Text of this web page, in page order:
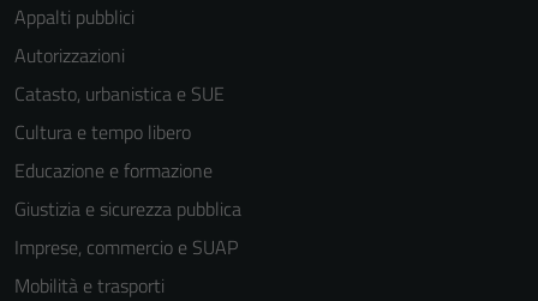
Appalti pubblici
Autorizzazioni
Catasto, urbanistica e SUE
Cultura e tempo libero
Educazione e formazione
Giustizia e sicurezza pubblica
Imprese, commercio e SUAP
Mobilità e trasporti